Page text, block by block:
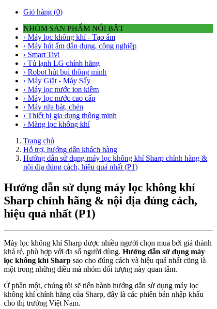
Giỏ hàng (0)
NHÓM SẢN PHẨM NỔI BẬT
› Máy lọc không khí - Tạo ẩm
› Máy hút ẩm dân dụng, công nghiệp
› Smart Tivi
› Tủ lạnh LG chính hãng
› Robot hút bụi thông minh
› Máy Giặt - Máy Sấy
› Máy lọc nước ion kiềm
› Máy lọc nước cao cấp
› Máy rửa bát, chén
› Thiết bị gia dụng thông minh
› Màng lọc không khí
Trang chủ
Hỗ trợ, hướng dẫn khách hàng
Hướng dẫn sử dụng máy lọc không khí Sharp chính hãng &
nội địa đúng cách, hiệu quả nhất (P1)
Hướng dẫn sử dụng máy lọc không khí
Sharp chính hãng & nội địa đúng cách,
hiệu quả nhất (P1)
Máy lọc không khí Sharp được nhiều người chọn mua bởi giá thành
khá rẻ, phù hợp với đa số người dùng. Hướng dẫn sử dụng máy
lọc không khí Sharp sao cho đúng cách và hiệu quả nhất cũng là
một trong những điều mà nhóm đối tượng này quan tâm.
Ở phần một, chúng tôi sẽ tiến hành hướng dẫn sử dụng máy lọc
không khí chính hãng của Sharp, đây là các phiên bản nhập khẩu
cho thị trường Việt Nam.